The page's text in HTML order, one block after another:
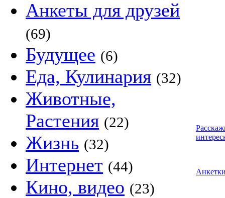
Анкеты для друзей
(69)
Будущее (6)
Еда, Кулинария (32)
Животные,
Растения (22)
Жизнь (32)
Интернет (44)
Кино, видео (23)